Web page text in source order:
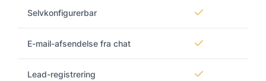
Selvkonfigurerbar
E-mail-afsendelse fra chat
Lead-registrering